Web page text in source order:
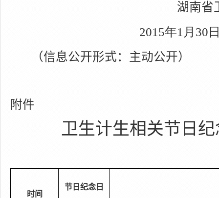
湖南省
2015年1 月 30
（信息公开形式：主动公开）
附件
卫生计生相关节日
时间
节日纪念日